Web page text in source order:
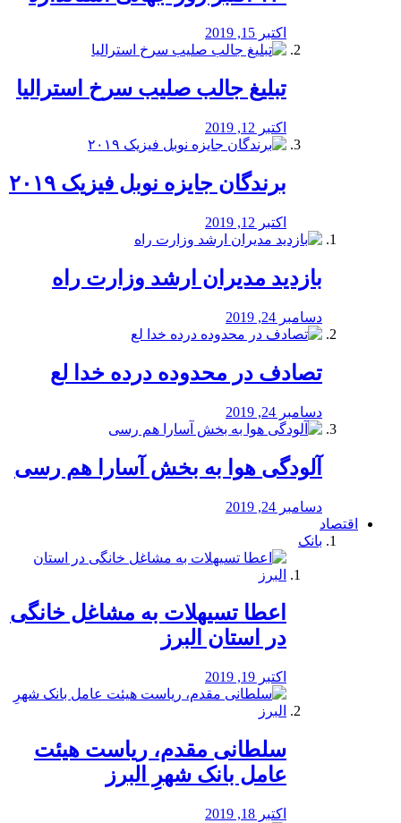
اکتبر 15, 2019
تبلیغ جالب صلیب سرخ استرالیا
اکتبر 12, 2019
برندگان جایزه نوبل فیزیک ۲۰۱۹
اکتبر 12, 2019
بازدید مدیران ارشد وزارت راه
دسامبر 24, 2019
تصادف در محدوده درده خدا لع
دسامبر 24, 2019
آلودگی هوا به بخش آسارا هم رسی
دسامبر 24, 2019
اقتصاد
بانک
️اعطا تسیهلات به مشاغل خانگی
در استان البرز
اکتبر 19, 2019
سلطانی مقدم، ریاست هیئت
عامل بانک شهرِ البرز
اکتبر 18, 2019